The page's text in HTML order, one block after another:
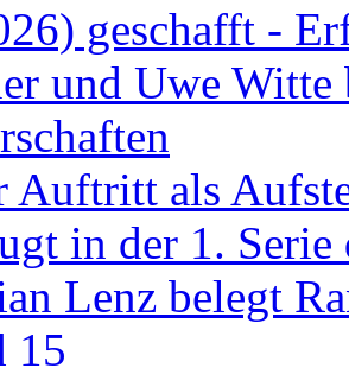
geschafft -
und Uwe Witte
Auftritt als
in der 1.
Lenz belegt
15